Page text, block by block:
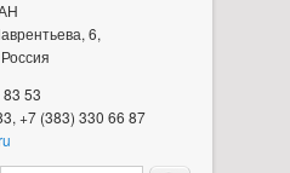
6,
53
+7 (383) 330 66 87